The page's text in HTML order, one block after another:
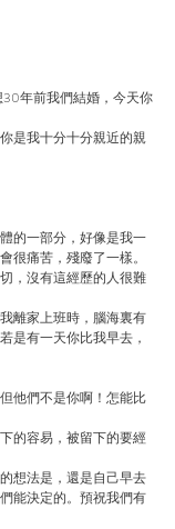
年前我們結婚，今天你
是我十分十分親近的親
的一部分，好像是我一
很痛苦，殘廢了一樣。
，沒有這經歷的人很難
離家上班時，腦海裏有
是有一天你比我早去，
他們不是你啊！怎能比
的容易，被留下的要經
想法是，還是自己早去
能決定的。預祝我們有